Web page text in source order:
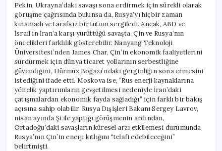
Pekin, Ukrayna’daki savaşı sona erdirmek için sürekli olarak
görüşme çağrısında bulunsa da, Rusya’yı hiçbir zaman
kınamadı ve tarafsız bir tutum sergiledi. Ancak, ABD ve
İsrail’in İran’a karşı yürüttüğü savaşta, Çin ve Rusya’nın
öncelikleri farklılık gösterebilir. Nanyang Teknoloji
Üniversitesi’nden James Char, Çin’in ekonomik faaliyetlerini
sürdürmek için dünya ticaret yollarının serbestliğine
güvendiğini, Hürmüz Boğazı’ndaki gerginliğin sona ermesini
istediğini ifade etti. Moskova ise, “Rus enerji kaynaklarına
yönelik yaptırımların gevşetilmesi nedeniyle İran’daki
çatışmalardan ekonomik fayda sağladığı” için farklı bir bakış
açısına sahip olabilir. Rusya Dışişleri Bakanı Sergey Lavrov,
nisan ayında Şi ile yaptığı görüşmenin ardından,
Ortadoğu’daki savaşların küresel arzı etkilemesi durumunda
Rusya’nın Çin’in enerji kıtlığını “telafi edebileceğini”
belirtmişti.